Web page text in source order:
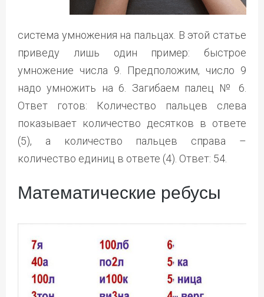
система умножения на пальцах. В этой статье
приведу лишь один пример: быстрое
умножение числа 9. Предположим, число 9
надо умножить на 6. Загибаем палец № 6.
Ответ готов: Количество пальцев слева
показывает количество десятков в ответе
(5), а количество пальцев справа –
количество единиц в ответе (4). Ответ: 54.
Математические ребусы